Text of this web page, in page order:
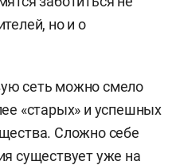
но и о
сеть можно смело
«старых» и успешных
Сложно себе
существует уже на